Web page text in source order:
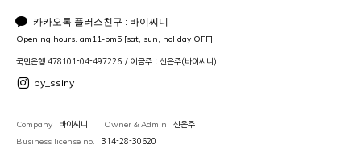
카카오톡 플러스친구 : 바이씨니
Opening hours. am11-pm5 [sat, sun, holiday OFF]
국민은행 478101-04-497226 / 예금주 : 신은주(바이씨니)
by_ssiny
Company 바이씨니 Owner & Admin 신은주
Business license no. 314-28-30620